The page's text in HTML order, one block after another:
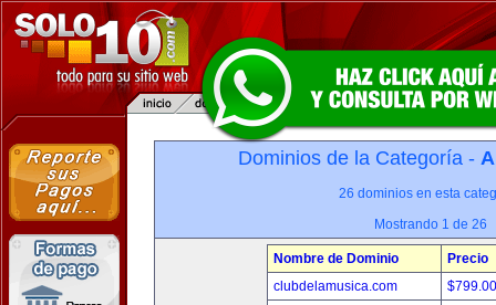
Dominios de la Categoría -
26 dominios en esta
Mostrando 1 de 26
Nombre de Dominio
Precio
clubdelamusica.com